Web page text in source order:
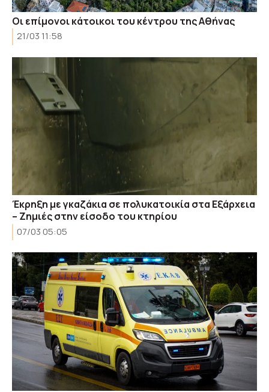
Οι επίμονοι κάτοικοι του κέντρου της Αθήνας
21/03 11:58
Έκρηξη με γκαζάκια σε πολυκατοικία στα Εξάρχεια
– Ζημιές στην είσοδο του κτηρίου
07/03 05:05